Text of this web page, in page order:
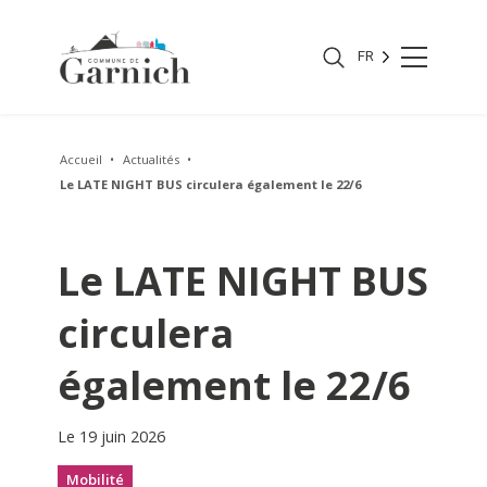
FR
Accueil
Actualités
Le LATE NIGHT BUS circulera également le 22/6
Le LATE NIGHT BUS
circulera
également le 22/6
Le 19 juin 2026
Mobilité